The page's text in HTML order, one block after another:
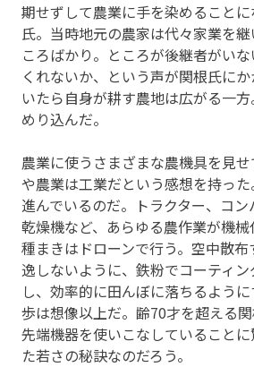
期せずして農業に手を染めることに
氏。当時地元の農家は代々家業を
ころばかり。ところが後継者がい
くれないか、という声が関根氏に
いたら自身が耕す農地は広がる一
めり込んだ。
農業に使うさまざまな農機具を見
や農業は工業だという感想を持っ
進んでいるのだ。トラクター、コン
乾燥機など、あらゆる農作業が機
種まきはドローンで行う。空中散
逸しないように、鉄粉でコーティ
し、効率的に田んぼに落ちるよう
歩は想像以上だ。齢70才を超える
先端機器を使いこなしていること
た若さの秘訣なのだろう。